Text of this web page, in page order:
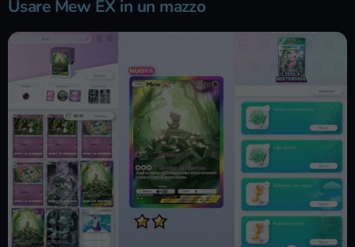
Usare Mew EX in un mazzo